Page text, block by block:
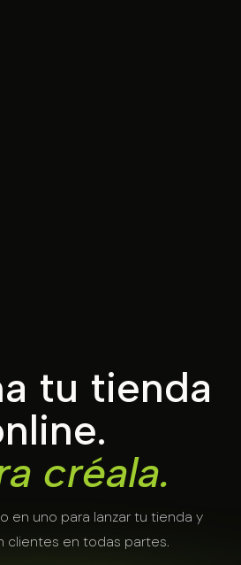
tu tienda
créala.
en uno para lanzar tu tienda y
clientes en todas partes.